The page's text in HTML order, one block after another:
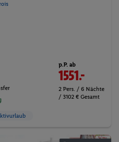
p.P. ab
1551.-
2 Pers. / 6 Nächte
/ 3102 € Gesamt